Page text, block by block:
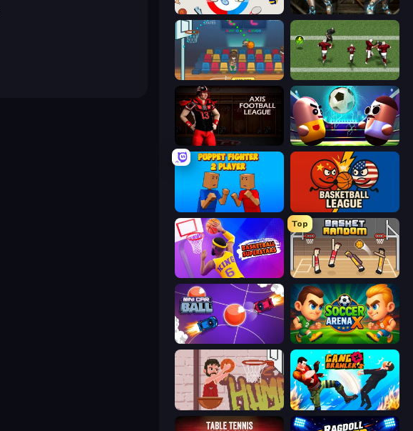
Sports Minibattles Striker Dummies
Basket Champs Return Man 2
Axis Football League Pill Soccer
Puppet Fighter 2 Player Basketball League
Basketball Superstars
Top
Basket Random
Mini Car Ball Soccer Arena X
Basket Slam Dunk 2 Gang Brawlers